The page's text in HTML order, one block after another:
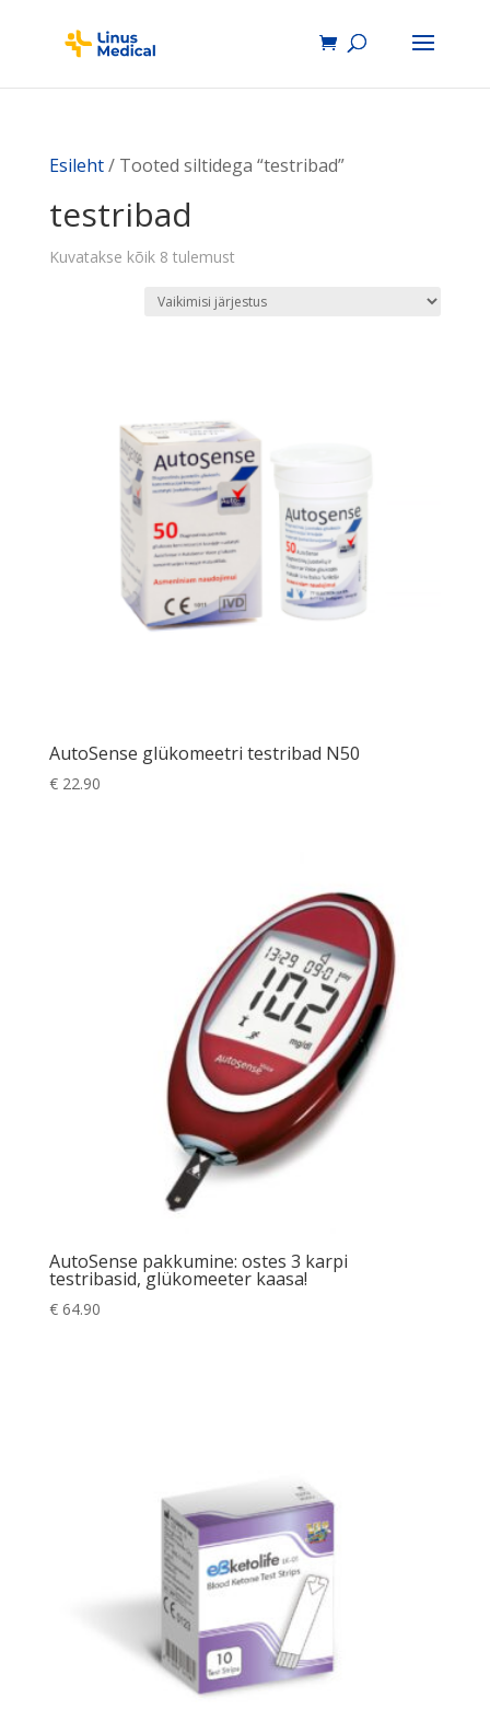
Esileht/ Tooted siltidega “testribad”
testribad
Kuvatakse kõik 8 tulemust
AutoSense glükomeetri testribad N50
€22.90
AutoSense pakkumine: ostes 3 karpi
testribasid, glükomeeter kaasa!
€64.90